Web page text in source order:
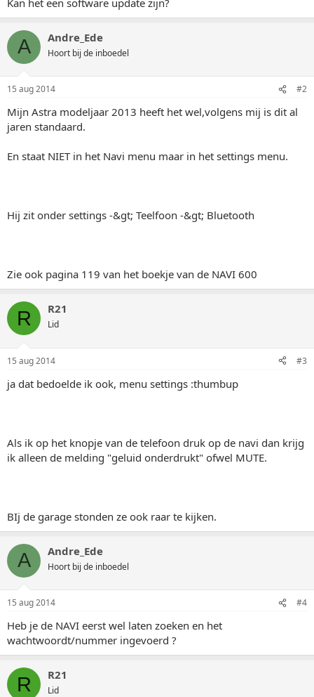
A Andre_Ede
Hoort bij de inboedel
15 aug 2014 #2
Mijn Astra modeljaar 2013 heeft het wel,volgens mij is dit al
jaren standaard.
En staat NIET in het Navi menu maar in het settings menu.
Hij zit onder settings -&gt; Teelfoon -&gt; Bluetooth
Zie ook pagina 119 van het boekje van de NAVI 600
R R21
Lid
15 aug 2014 #3
ja dat bedoelde ik ook, menu settings :thumbup
Als ik op het knopje van de telefoon druk op de navi dan krijg
ik alleen de melding "geluid onderdrukt" ofwel MUTE.
BIj de garage stonden ze ook raar te kijken.
A Andre_Ede
Hoort bij de inboedel
15 aug 2014 #4
Heb je de NAVI eerst wel laten zoeken en het
wachtwoordt/nummer ingevoerd ?
R R21
Lid